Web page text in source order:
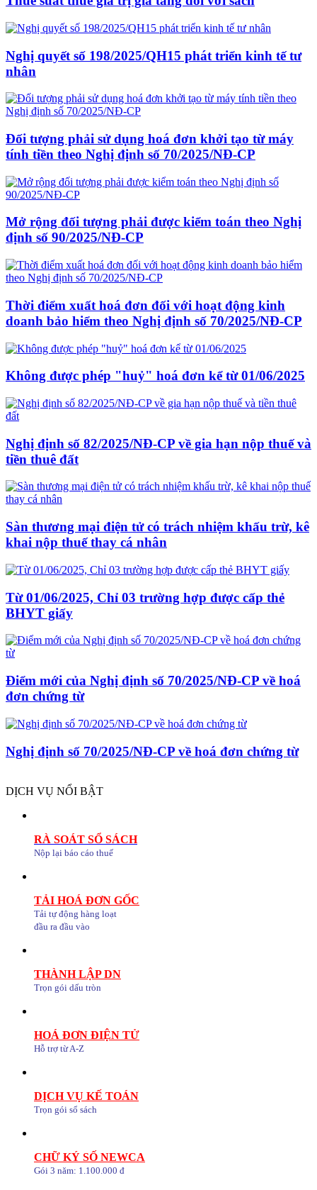
Nghị quyết số 198/2025/QH15 phát triển kinh tế tư
nhân
Đối tượng phải sử dụng hoá đơn khởi tạo từ máy
tính tiền theo Nghị định số 70/2025/NĐ-CP
Mở rộng đối tượng phải được kiểm toán theo Nghị
định số 90/2025/NĐ-CP
Thời điểm xuất hoá đơn đối với hoạt động kinh
doanh bảo hiểm theo Nghị định số 70/2025/NĐ-CP
Không được phép "huỷ" hoá đơn kể từ 01/06/2025
Nghị định số 82/2025/NĐ-CP về gia hạn nộp thuế và
tiền thuê đất
Sàn thương mại điện tử có trách nhiệm khấu trừ, kê
khai nộp thuế thay cá nhân
Từ 01/06/2025, Chỉ 03 trường hợp được cấp thẻ
BHYT giấy
Điểm mới của Nghị định số 70/2025/NĐ-CP về hoá
đơn chứng từ
Nghị định số 70/2025/NĐ-CP về hoá đơn chứng từ
DỊCH VỤ NỔI BẬT
RÀ SOÁT SỔ SÁCH
Nộp lại báo cáo thuế
TẢI HOÁ ĐƠN GỐC
Tải tự động hàng loạt
đầu ra đầu vào
THÀNH LẬP DN
Trọn gói dấu tròn
HOÁ ĐƠN ĐIỆN TỬ
Hỗ trợ từ A-Z
DỊCH VỤ KẾ TOÁN
Trọn gói sổ sách
CHỮ KÝ SỐ NEWCA
Gói 3 năm: 1.100.000 đ